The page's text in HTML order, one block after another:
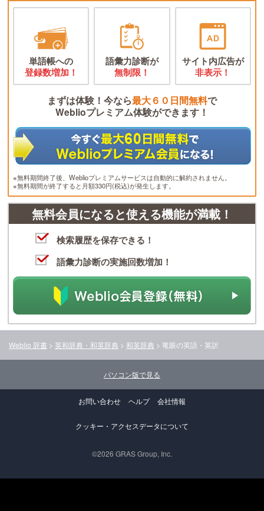
単語帳への
登録数増加！
語彙力診断が
無制限！
サイト内広告が
非表示！
まずは体験！今なら最大６０日間無料で
Weblioプレミアム体験ができます！
※無料期間終了後、Weblioプレミアムサービスは自動的に解約されません。
※無料期間が終了すると月額330円(税込)が発生します。
無料会員になると使える機能が満載！
検索履歴を保存できる！
語彙力診断の実施回数増加！
Weblio 辞書 > 英和辞典・和英辞典 > 和英辞典 > 竜眼の英語・英訳
パソコン版で見る
お問い合わせ ヘルプ 会社情報
クッキー・アクセスデータについて
©2026 GRAS Group, Inc.